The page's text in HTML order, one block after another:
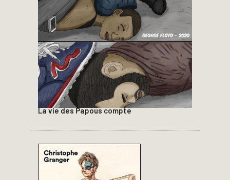
La vie des Papous compte